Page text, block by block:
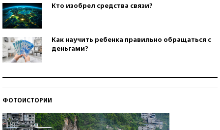
Кто изобрел средства связи?
Как научить ребенка правильно обращаться с
деньгами?
ФОТОИСТОРИИ